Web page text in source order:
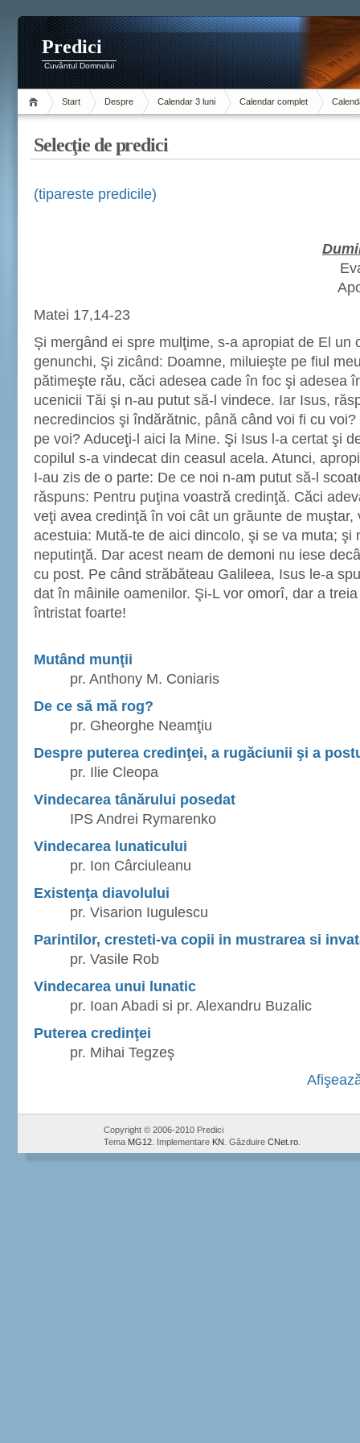
Predici
Cuvântul Domnului
Start Despre Calendar 3 luni Calendar complet
Selecţie de predici
(tipareste predicile)
Matei 17,14-23
Şi mergând ei spre mulţime, s-a apropiat de El un
genunchi, Şi zicând: Doamne, miluieşte pe fiul
pătimeşte rău, căci adesea cade în foc şi adesea
ucenicii Tăi şi n-au putut să-l vindece. Iar Isus,
necredincios şi îndărătnic, până când voi fi cu
pe voi? Aduceţi-l aici la Mine. Şi Isus l-a certat şi
copilul s-a vindecat din ceasul acela. Atunci,
I-au zis de o parte: De ce noi n-am putut să-l
răspuns: Pentru puţina voastră credinţă. Căci
veţi avea credinţă în voi cât un grăunte de muştar,
acestuia: Mută-te de aici dincolo, şi se va muta; şi
neputinţă. Dar acest neam de demoni nu iese
cu post. Pe când străbăteau Galileea, Isus le-a
dat în mâinile oamenilor. Şi-L vor omorî, dar a
întristat foarte!
Mutând munţii
pr. Anthony M. Coniaris
De ce să mă rog?
pr. Gheorghe Neamţiu
Despre puterea credinţei, a rugăciunii şi a
pr. Ilie Cleopa
Vindecarea tânărului posedat
IPS Andrei Rymarenko
Vindecarea lunaticului
pr. Ion Cârciuleanu
Existenţa diavolului
pr. Visarion Iugulescu
Parintilor, cresteti-va copii in mustrarea si
pr. Vasile Rob
Vindecarea unui lunatic
pr. Ioan Abadi si pr. Alexandru Buzalic
Puterea credinţei
pr. Mihai Tegzeş
Copyright © 2006-2010 Predici
Tema MG12 . Implementare KN . Găzduire CNet.ro